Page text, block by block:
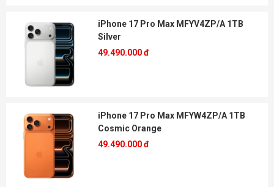
iPhone 17 Pro Max MFYV4ZP/A 1TB
Silver
49.490.000 đ
iPhone 17 Pro Max MFYW4ZP/A 1TB
Cosmic Orange
49.490.000 đ